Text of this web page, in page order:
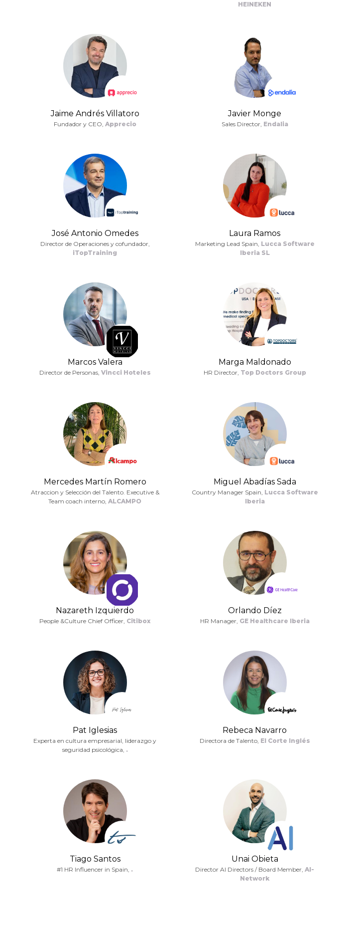
HEINEKEN
Jaime Andrés Villatoro
Fundador y CEO, Apprecio
Javier Monge
Sales Director, Endalia
José Antonio Omedes
Director de Operaciones y cofundador,
iTopTraining
Laura Ramos
Marketing Lead Spain, Lucca Software
Iberia SL
Marcos Valera
Director de Personas, Vincci Hoteles
Marga Maldonado
HR Director, Top Doctors Group
Mercedes Martín Romero
Atraccion y Selección del Talento. Executive &
Team coach interno, ALCAMPO
Miguel Abadías Sada
Country Manager Spain, Lucca Software
Iberia
Nazareth Izquierdo
People &Culture Chief Officer, Citibox
Orlando Díez
HR Manager, GE Healthcare Iberia
Pat Iglesias
Experta en cultura empresarial, liderazgo y
seguridad psicológica, .
Rebeca Navarro
Directora de Talento, El Corte Inglés
Tiago Santos
#1 HR Influencer in Spain, .
Unai Obieta
Director AI Directors / Board Member, AI-
Network